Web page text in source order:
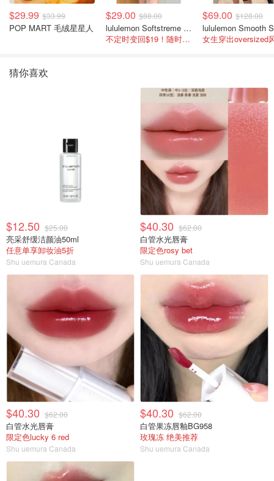
$29.99 $33.99
POP MART 毛绒星星人
$29.00 $88.00
lululemon Softstreme 女士高腰短裤 10cm
不定时变回$19！随时点进来看
$69.00 $128.00
女生穿出oversized
猜你喜欢
$12.50 $25.00
亮采舒缓洁颜油50ml
任意单享卸妆油5折
Shu uemura Canada
$40.30 $62.00
白管水光唇膏
限定色rosy bet
Shu uemura Canada
$40.30 $62.00
白管水光唇膏
限定色lucky 6 red
Shu uemura Canada
$40.30 $62.00
白管果冻唇釉BG958
玫瑰冻 绝美推荐
Shu uemura Canada